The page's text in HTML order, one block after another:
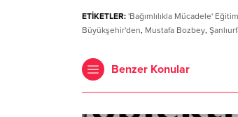
ETİKETLER: 'Bağımlılıkla Mücadele'
Büyükşehir'den, Mustafa Bozbey,
Benzer Konular